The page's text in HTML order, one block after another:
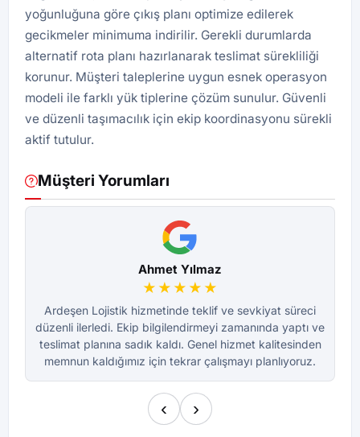
yoğunluğuna göre çıkış planı optimize edilerek
gecikmeler minimuma indirilir. Gerekli durumlarda
alternatif rota planı hazırlanarak teslimat sürekliliği
korunur. Müşteri taleplerine uygun esnek operasyon
modeli ile farklı yük tiplerine çözüm sunulur. Güvenli
ve düzenli taşımacılık için ekip koordinasyonu sürekli
aktif tutulur.
Müşteri Yorumları
Ahmet Yılmaz
★★★★★
Ardeşen Lojistik hizmetinde teklif ve sevkiyat süreci
düzenli ilerledi. Ekip bilgilendirmeyi zamanında yaptı ve
teslimat planına sadık kaldı. Genel hizmet kalitesinden
memnun kaldığımız için tekrar çalışmayı planlıyoruz.
‹ ›